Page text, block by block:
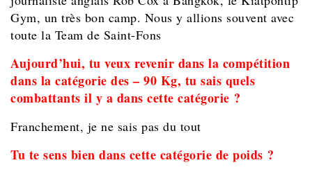
Gym, un très bon camp. Nous y allions souvent avec
toute la Team de Saint-Fons
Aujourd’hui, tu veux revenir dans la compétition
dans la catégorie des – 90 Kg, tu sais quels
combattants il y a dans cette catégorie ?
Franchement, je ne sais pas du tout
Tu te sens bien dans cette catégorie de poids ?